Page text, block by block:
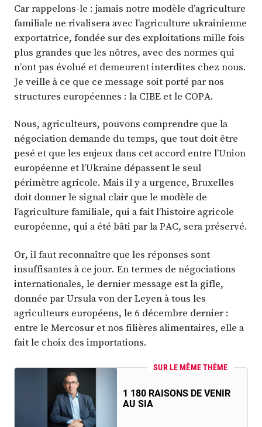
Car rappelons-le : jamais notre modèle d’agriculture
familiale ne rivalisera avec l’agriculture ukrainienne
exportatrice, fondée sur des exploitations mille fois
plus grandes que les nôtres, avec des normes qui
n’ont pas évolué et demeurent interdites chez nous.
Je veille à ce que ce message soit porté par nos
structures européennes : la CIBE et le COPA.
Nous, agriculteurs, pouvons comprendre que la
négociation demande du temps, que tout doit être
pesé et que les enjeux dans cet accord entre l’Union
européenne et l’Ukraine dépassent le seul
périmètre agricole. Mais il y a urgence, Bruxelles
doit donner le signal clair que le modèle de
l’agriculture familiale, qui a fait l’histoire agricole
européenne, qui a été bâti par la PAC, sera préservé.
Or, il faut reconnaître que les réponses sont
insuffisantes à ce jour. En termes de négociations
internationales, le dernier message est la gifle,
donnée par Ursula von der Leyen à tous les
agriculteurs européens, le 6 décembre dernier :
entre le Mercosur et nos filières alimentaires, elle a
fait le choix des importations.
SUR LE MÊME THÈME
1 180 RAISONS DE VENIR
AU SIA